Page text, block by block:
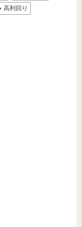
高利回り